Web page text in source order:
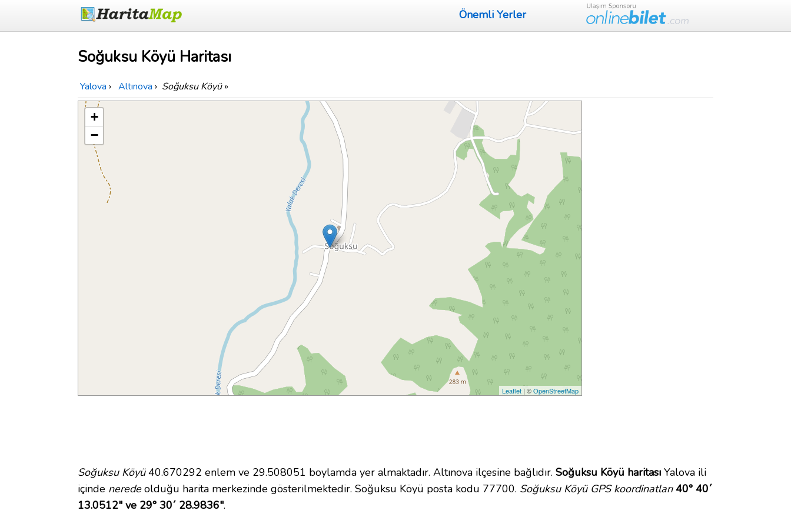
Önemli Yerler
Soğuksu Köyü Haritası
Yalova › Altınova › Soğuksu Köyü»
+
−
Leaflet | ©OpenStreetMap
Soğuksu Köyü40.670292 enlem ve 29.508051 boylamda yer almaktadır. Altınova ilçesine bağlıdır. Soğuksu Köyü haritası Yalova ili
içinde neredeolduğu harita merkezinde gösterilmektedir. Soğuksu Köyü posta kodu 77700. Soğuksu Köyü GPS koordinatları 40° 40´
13.0512" ve 29° 30´ 28.9836".